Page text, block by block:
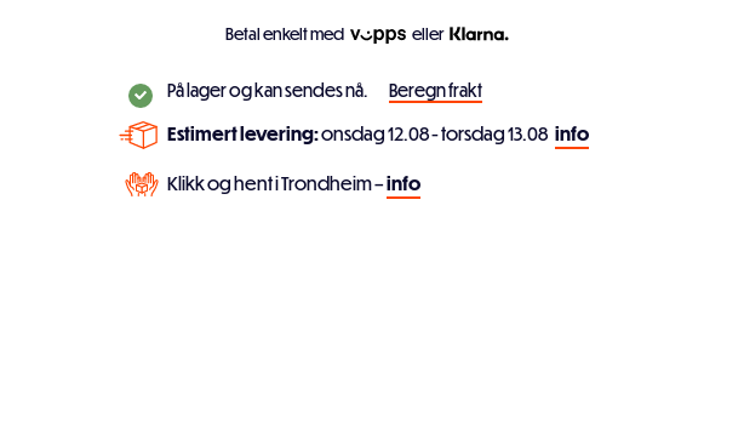
Betal enkelt med eller
På lager og kan sendes nå.
Beregn frakt
Estimert levering:onsdag 12.08 - torsdag 13.08 info
Klikk og hent i Trondheim –info